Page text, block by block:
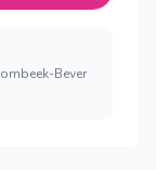
Bever